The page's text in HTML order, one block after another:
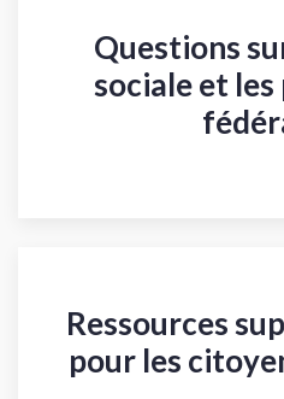
Questions
sociale et
Ressources
pour les